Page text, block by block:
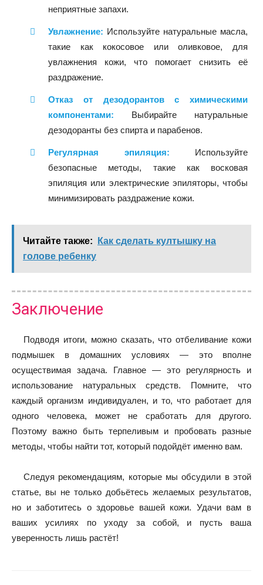
неприятные запахи.
Увлажнение: Используйте натуральные масла,
такие как кокосовое или оливковое, для
увлажнения кожи, что помогает снизить её
раздражение.
Отказ от дезодорантов с химическими
компонентами: Выбирайте натуральные
дезодоранты без спирта и парабенов.
Регулярная эпиляция: Используйте
безопасные методы, такие как восковая
эпиляция или электрические эпиляторы, чтобы
минимизировать раздражение кожи.
Читайте также:
Как сделать култышку на
голове ребенку
Заключение
Подводя итоги, можно сказать, что отбеливание кожи
подмышек в домашних условиях — это вполне
осуществимая задача. Главное — это регулярность и
использование натуральных средств. Помните, что
каждый организм индивидуален, и то, что работает для
одного человека, может не сработать для другого.
Поэтому важно быть терпеливым и пробовать разные
методы, чтобы найти тот, который подойдёт именно вам.
Следуя рекомендациям, которые мы обсудили в этой
статье, вы не только добьётесь желаемых результатов,
но и заботитесь о здоровье вашей кожи. Удачи вам в
ваших усилиях по уходу за собой, и пусть ваша
уверенность лишь растёт!